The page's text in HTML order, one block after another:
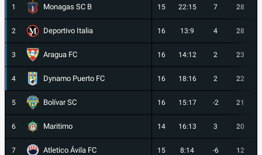
1 Monagas SC B 15 22:15 7 28
2 Deportivo Italia 16 13:9 4 28
3 Aragua FC 16 14:12 2 23
4 Dynamo Puerto FC 16 18:16 2 22
5 Bolívar SC 16 15:17 -2 21
6 Maritimo 14 16:13 3 20
7 Atletico Ávila FC 15 8:14 -6 12